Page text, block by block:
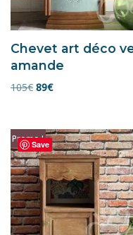
Chevet art déco
amande
105€ 89€
Save
Promo !